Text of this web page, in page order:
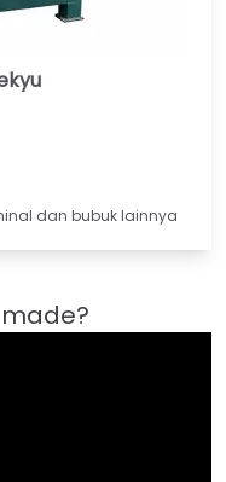
dan bubuk lainnya